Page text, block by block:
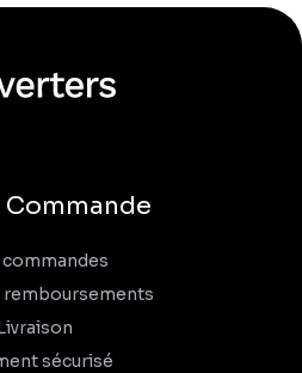
Commande
remboursements
sécurisé